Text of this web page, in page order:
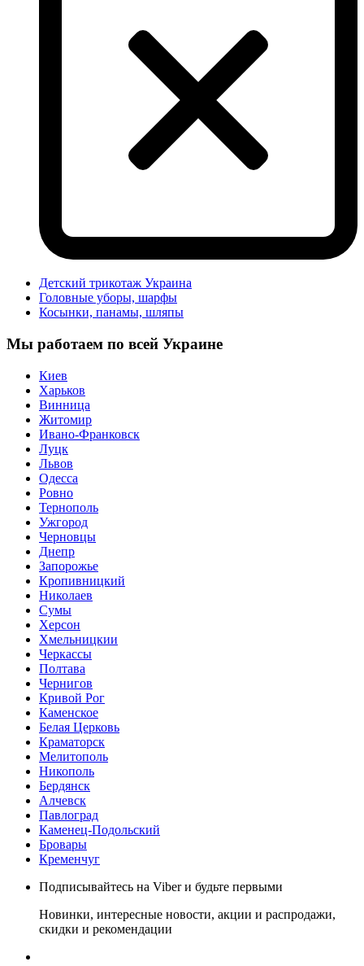
Детский трикотаж Украина
Головные уборы, шарфы
Косынки, панамы, шляпы
Мы работаем по всей Украине
Киев
Харьков
Винница
Житомир
Ивано-Франковск
Луцк
Львов
Одесса
Ровно
Тернополь
Ужгород
Черновцы
Днепр
Запорожье
Кропивницкий
Николаев
Сумы
Херсон
Хмельницкии
Черкассы
Полтава
Чернигов
Кривой Рог
Каменское
Белая Церковь
Краматорск
Мелитополь
Никополь
Бердянск
Алчевск
Павлоград
Каменец-Подольский
Бровары
Кременчуг
Подписывайтесь на Viber и будьте первыми
Новинки, интересные новости, акции и распродажи,
скидки и рекомендации